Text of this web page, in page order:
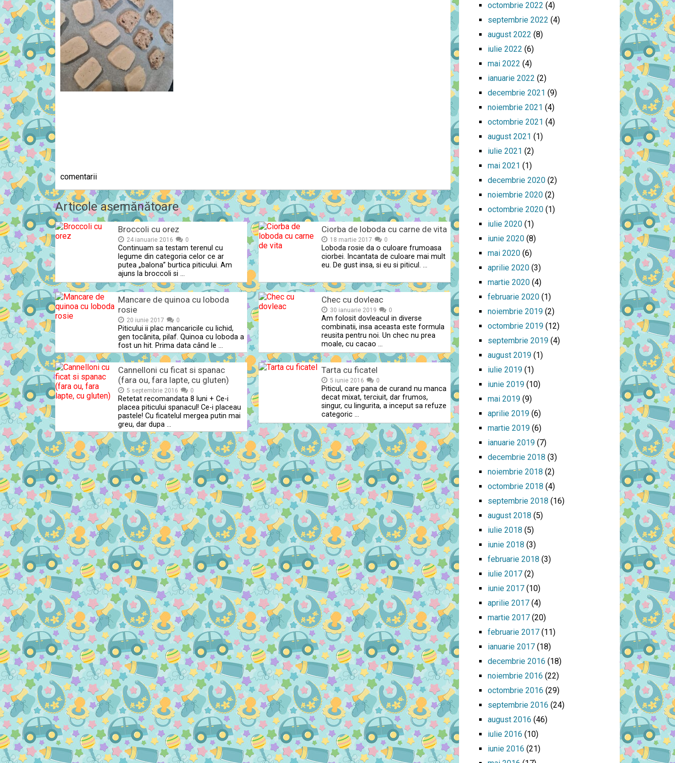
comentarii
Articole asemănătoare
Broccoli cu orez
24 ianuarie 2016 0
Continuam sa testam terenul cu
legume din categoria celor ce ar
putea „balona” burtica piticului. Am
ajuns la broccoli si …
Ciorba de loboda cu carne de vita
18 martie 2017 0
Loboda rosie da o culoare frumoasa
ciorbei. Incantata de culoare mai mult
eu. De gust insa, si eu si piticul. …
Mancare de quinoa cu loboda
rosie
20 iunie 2017 0
Piticului ii plac mancaricile cu lichid,
gen tocănita, pilaf. Quinoa cu loboda a
fost un hit. Prima data când le …
Chec cu dovleac
30 ianuarie 2019 0
Am folosit dovleacul in diverse
combinatii, insa aceasta este formula
reusita pentru noi. Un chec nu prea
moale, cu cacao …
Cannelloni cu ficat si spanac
(fara ou, fara lapte, cu gluten)
5 septembrie 2016 0
Retetat recomandata 8 luni + Ce-i
placea piticului spanacul! Ce-i placeau
pastele! Cu ficatelul mergea putin mai
greu, dar dupa …
Tarta cu ficatel
5 iunie 2016 0
Piticul, care pana de curand nu manca
decat mixat, terciuit, dar frumos,
singur, cu lingurita, a inceput sa refuze
categoric …
octombrie 2022 (4)
septembrie 2022 (4)
august 2022 (8)
iulie 2022 (6)
mai 2022 (4)
ianuarie 2022 (2)
decembrie 2021 (9)
noiembrie 2021 (4)
octombrie 2021 (4)
august 2021 (1)
iulie 2021 (2)
mai 2021 (1)
decembrie 2020 (2)
noiembrie 2020 (2)
octombrie 2020 (1)
iulie 2020 (1)
iunie 2020 (8)
mai 2020 (6)
aprilie 2020 (3)
martie 2020 (4)
februarie 2020 (1)
noiembrie 2019 (2)
octombrie 2019 (12)
septembrie 2019 (4)
august 2019 (1)
iulie 2019 (1)
iunie 2019 (10)
mai 2019 (9)
aprilie 2019 (6)
martie 2019 (6)
ianuarie 2019 (7)
decembrie 2018 (3)
noiembrie 2018 (2)
octombrie 2018 (4)
septembrie 2018 (16)
august 2018 (5)
iulie 2018 (5)
iunie 2018 (3)
februarie 2018 (3)
iulie 2017 (2)
iunie 2017 (10)
aprilie 2017 (4)
martie 2017 (20)
februarie 2017 (11)
ianuarie 2017 (18)
decembrie 2016 (18)
noiembrie 2016 (22)
octombrie 2016 (29)
septembrie 2016 (24)
august 2016 (46)
iulie 2016 (10)
iunie 2016 (21)